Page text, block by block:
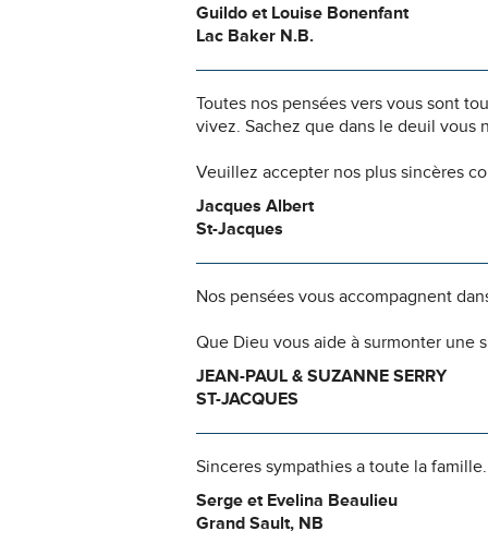
Guildo et Louise Bonenfant
Lac Baker N.B.
Toutes nos pensées vers vous sont
vivez. Sachez que dans le deuil vous
Veuillez accepter nos plus sincères
Jacques Albert
St-Jacques
Nos pensées vous accompagnent
Que Dieu vous aide à surmonter une
JEAN-PAUL & SUZANNE SERRY
ST-JACQUES
Sinceres sympathies a toute la
Serge et Evelina Beaulieu
Grand Sault, NB